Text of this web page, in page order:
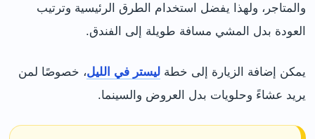
والمتاجر، ولهذا يفضل استخدام الطرق الرئيسية وترتيب
العودة بدل المشي مسافة طويلة إلى الفندق.
يمكن إضافة الزيارة إلى خطة ليستر في الليل، خصوصًا لمن
يريد عشاءً وحلويات بدل العروض والسينما.